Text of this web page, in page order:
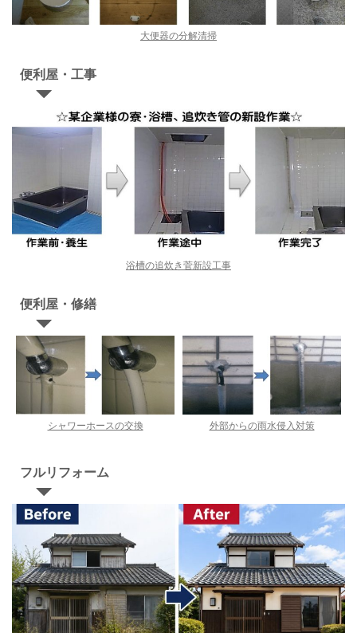
大便器の分解清掃
便利屋・工事
浴槽の追炊き菅新設工事
便利屋・修繕
シャワーホースの交換 外部からの雨水侵入対策
フルリフォーム